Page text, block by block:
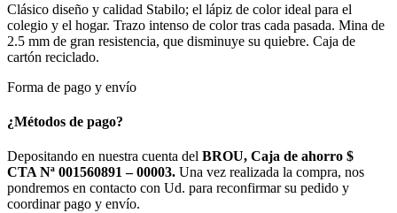
Clásico diseño y calidad Stabilo; el lápiz de color ideal para el
colegio y el hogar. Trazo intenso de color tras cada pasada. Mina de
2.5 mm de gran resistencia, que disminuye su quiebre. Caja de
cartón reciclado.
Forma de pago y envío
¿Métodos de pago?
Depositando en nuestra cuenta del BROU, Caja de ahorro $
CTA Nª 001560891 – 00003. Una vez realizada la compra, nos
pondremos en contacto con Ud. para reconfirmar su pedido y
coordinar pago y envío.